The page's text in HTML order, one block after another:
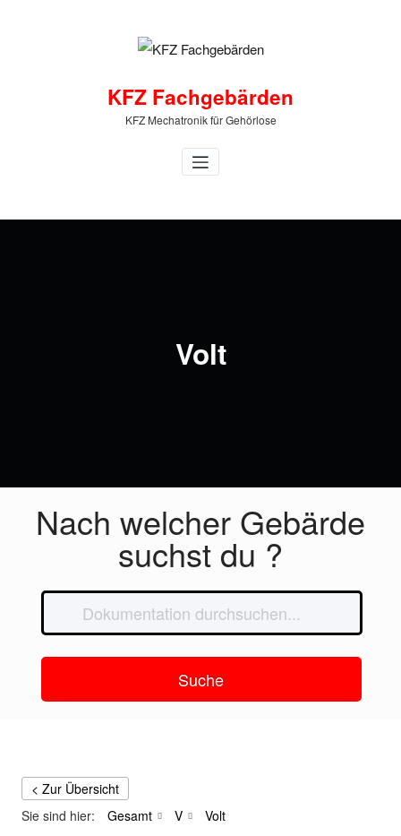
KFZ Fachgebärden
KFZ Mechatronik für Gehörlose
Volt
Nach welcher Gebärde
suchst du ?
Suche
< Zur Übersicht
Sie sind hier:
Gesamt V Volt